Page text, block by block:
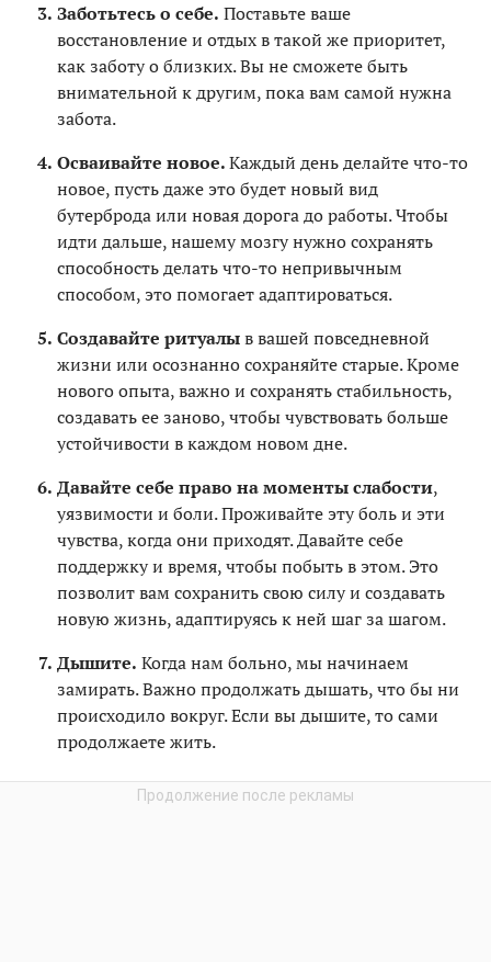
Заботьтесь о себе. Поставьте ваше
восстановление и отдых в такой же приоритет,
как заботу о близких. Вы не сможете быть
внимательной к другим, пока вам самой нужна
забота.
Осваивайте новое.Каждый день делайте что-то
новое, пусть даже это будет новый вид
бутерброда или новая дорога до работы. Чтобы
идти дальше, нашему мозгу нужно сохранять
способность делать что-то непривычным
способом, это помогает адаптироваться.
Создавайте ритуалыв вашей повседневной
жизни или осознанно сохраняйте старые. Кроме
нового опыта, важно и сохранять стабильность,
создавать ее заново, чтобы чувствовать больше
устойчивости в каждом новом дне.
Давайте себе право на моменты слабости,
уязвимости и боли. Проживайте эту боль и эти
чувства, когда они приходят. Давайте себе
поддержку и время, чтобы побыть в этом. Это
позволит вам сохранить свою силу и создавать
новую жизнь, адаптируясь к ней шаг за шагом.
Дышите. Когда нам больно, мы начинаем
замирать. Важно продолжать дышать, что бы ни
происходило вокруг. Если вы дышите, то сами
продолжаете жить.